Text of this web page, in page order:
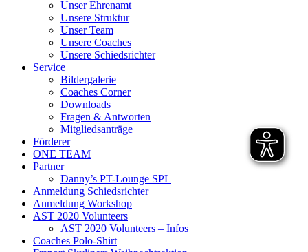
Unser Ehrenamt
Unsere Struktur
Unser Team
Unsere Coaches
Unsere Schiedsrichter
Service
Bildergalerie
Coaches Corner
Downloads
Fragen & Antworten
Mitgliedsanträge
Förderer
ONE TEAM
Partner
Danny’s PT-Lounge SPL
Anmeldung Schiedsrichter
Anmeldung Workshop
AST 2020 Volunteers
AST 2020 Volunteers – Infos
Coaches Polo-Shirt